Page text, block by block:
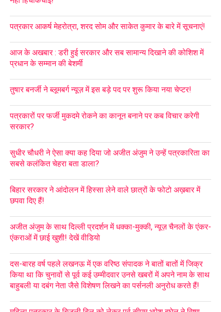
पत्रकार आकर्ष मेहरोत्रा, शरद सोम और साकेत कुमार के बारे में सूचनाएं!
आज के अखबार : डरी हुई सरकार और सब सामान्य दिखाने की कोशिश में
प्रधान के सम्मान की बेशर्मी
तुषार बनर्जी ने ब्लूमबर्ग न्यूज़ में इस बड़े पद पर शुरू किया नया चेप्टर!
पत्रकारों पर फर्जी मुकदमे रोकने का कानून बनाने पर कब विचार करेगी
सरकार?
सुधीर चौधरी ने ऐसा क्या कह दिया जो अजीत अंजुम ने उन्हें पत्रकारिता का
सबसे कलंकित चेहरा बता डाला?
बिहार सरकार ने आंदोलन में हिस्सा लेने वाले छात्रों के फोटो अख़बार में
छपवा दिए हैं!
अजीत अंजुम के साथ दिल्ली प्रदर्शन में धक्का-मुक्की, न्यूज़ चैनलों के एंकर-
एंकराओं में छाई खुशी! देखें वीडियो
दस-बारह वर्ष पहले लखनऊ में एक वरिष्ठ संपादक ने बातों बातों में जिक्र
किया था कि चुनावों से पूर्व कई उम्मीदवार उनसे खबरों में अपने नाम के साथ
बाहुबली या दबंग नेता जैसे विशेषण लिखने का पर्सनली अनुरोध करते हैं!